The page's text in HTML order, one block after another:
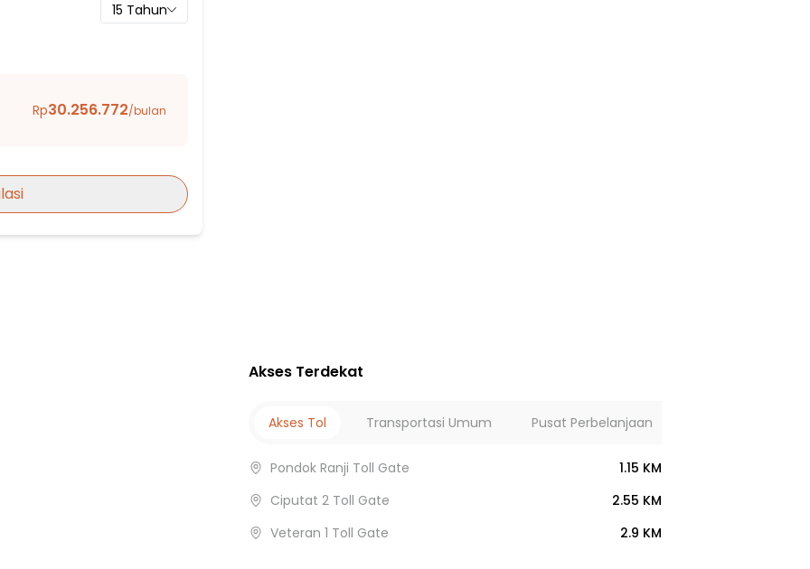
Rempoa
15 Tahun
Rp30.256.772/bulan
Akses Terdekat
Akses Tol Transportasi Umum Pusat Perbelanjaan
Pondok Ranji Toll Gate
1.15 KM
Ciputat 2 Toll Gate
2.55 KM
Veteran 1 Toll Gate
2.9 KM